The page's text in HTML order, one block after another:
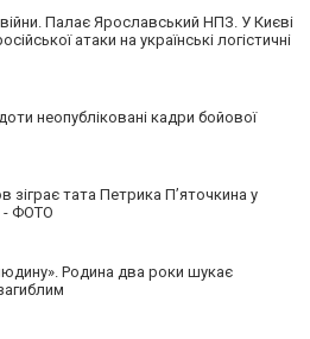
Палає Ярославський НПЗ. У Києві
атаки на українські логістичні
неопубліковані кадри бойової
зіграє тата Петрика П’яточкина у
- ФОТО
Родина два роки шукає